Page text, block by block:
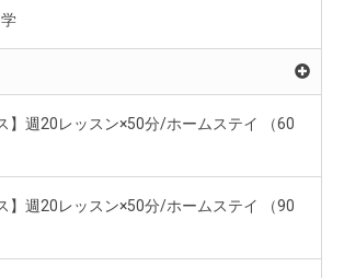
】週20レッスン×50分/ホームステイ （60
】週20レッスン×50分/ホームステイ （90